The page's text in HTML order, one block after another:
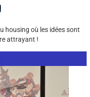
housing où les idées sont
attrayant !